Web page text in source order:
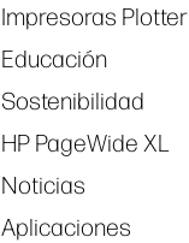
Impresoras Plotter
Educación
Sostenibilidad
HP PageWide XL
Noticias
Aplicaciones